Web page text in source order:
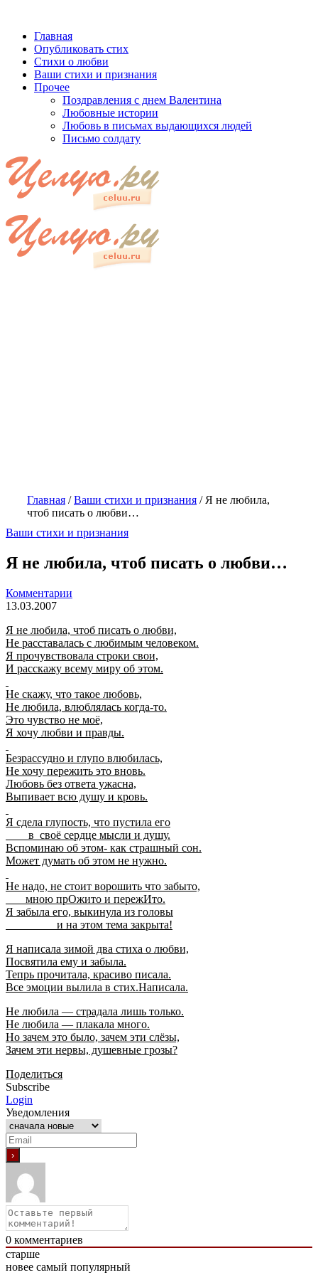
Главная
Опубликовать стих
Стихи о любви
Ваши стихи и признания
Прочее
Поздравления с днем Валентина
Любовные истории
Любовь в письмах выдающихся людей
Письмо солдату
Главная /Ваши стихи и признания / Я не любила,
чтоб писать о любви…
Ваши стихи и признания
Я не любила, чтоб писать о любви…
Комментарии
13.03.2007
Я не любила, чтоб писать о любви,
Не расставалась с любимым человеком.
Я прочувствовала строки свои,
И расскажу всему миру об этом.
Не скажу, что такое любовь,
Не любила, влюблялась когда-то.
Это чувство не моё,
Я хочу любви и правды.
Безрассудно и глупо влюбилась,
Не хочу пережить это вновь.
Любовь без ответа ужасна,
Выпивает всю душу и кровь.
Я сдела глупость, что пустила его
в своё сердце мысли и душу.
Вспоминаю об этом- как страшный сон.
Может думать об этом не нужно.
Не надо, не стоит ворошить что забыто,
мною прОжито и пережИто.
Я забыла его, выкинула из головы
и на этом тема закрыта!
Я написала зимой два стиха о любви,
Посвятила ему и забыла.
Тепрь прочитала, красиво писала.
Все эмоции вылила в стих.Написала.
Не любила — страдала лишь только.
Не любила — плакала много.
Но зачем это было, зачем эти слёзы,
Зачем эти нервы, душевные грозы?
Поделиться
Subscribe
Login
Уведомления
0 комментариев
старше
новее самый популярный